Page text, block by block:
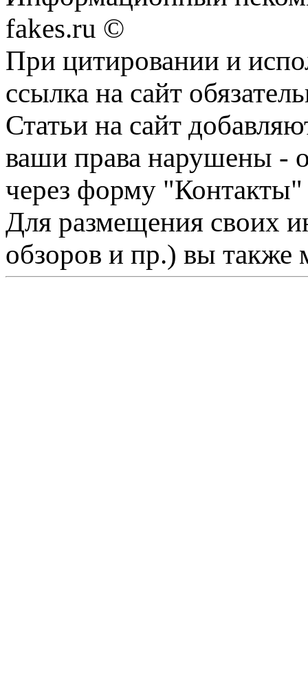
fakes.ru ©
При цитировании и
ссылка на сайт
Статьи на сайт
ваши права нарушены -
через форму "Контакты"
Для размещения своих
обзоров и пр.) вы также